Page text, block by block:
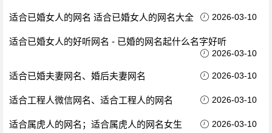
适合已婚女人的网名 适合已婚女人的网名大全 2026-03-10
适合已婚女人的好听网名 - 已婚的网名起什么名字好听
2026-03-10
适合已婚夫妻网名、婚后夫妻网名 2026-03-10
适合工程人微信网名、适合工程人的网名 2026-03-10
适合属虎人的网名；适合属虎人的网名女生 2026-03-10